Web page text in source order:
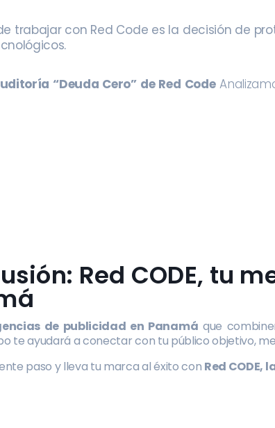
trabajar con Red Code es la decisión de
“Deuda Cero” de Red Code
Red CODE, tu
de publicidad en Panamá que
te ayudará a conectar con tu público objetivo,
paso y lleva tu marca al éxito con Red